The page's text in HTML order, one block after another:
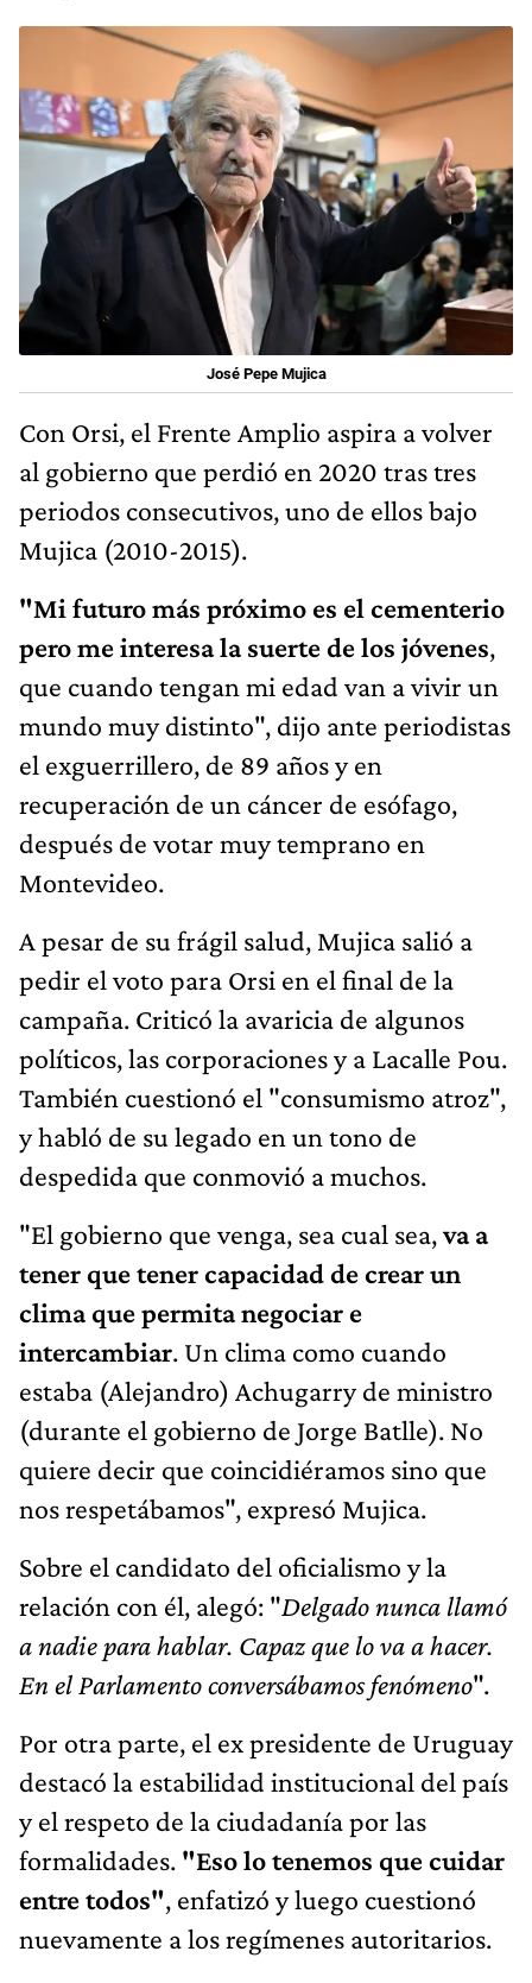
José Pepe Mujica
Con Orsi, el Frente Amplio aspira a volver
al gobierno que perdió en 2020 tras tres
periodos consecutivos, uno de ellos bajo
Mujica (2010-2015).
"Mi futuro más próximo es el cementerio
pero me interesa la suerte de los jóvenes,
que cuando tengan mi edad van a vivir un
mundo muy distinto", dijo ante periodistas
el exguerrillero, de 89 años y en
recuperación de un cáncer de esófago,
después de votar muy temprano en
Montevideo.
A pesar de su frágil salud, Mujica salió a
pedir el voto para Orsi en el final de la
campaña. Criticó la avaricia de algunos
políticos, las corporaciones y a Lacalle Pou.
También cuestionó el "consumismo atroz",
y habló de su legado en un tono de
despedida que conmovió a muchos.
"El gobierno que venga, sea cual sea,va a
tener que tener capacidad de crear un
clima que permita negociar e
intercambiar. Un clima como cuando
estaba (Alejandro) Achugarry de ministro
(durante el gobierno de Jorge Batlle). No
quiere decir que coincidiéramos sino que
nos respetábamos", expresó Mujica.
Sobre el candidato del oficialismo y la
relación con él, alegó: "Delgado nunca llamó
a nadie para hablar. Capaz que lo va a hacer.
En el Parlamento conversábamos fenómeno".
Por otra parte, el ex presidente de Uruguay
destacó la estabilidad institucional del país
y el respeto de la ciudadanía por las
formalidades. "Eso lo tenemos que cuidar
entre todos", enfatizó y luego cuestionó
nuevamente a los regímenes autoritarios.